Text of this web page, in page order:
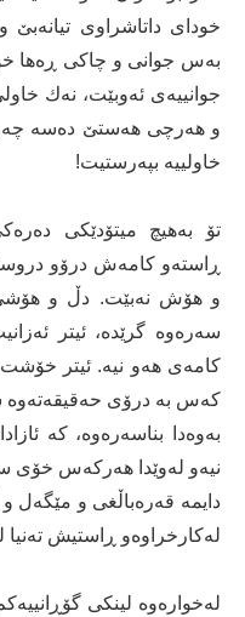
خودای داتاشراوی تیانەبێ
بەس جوانی و چاکی ڕەها
جوانییەی ئەوبێت، نەك
و هەرچی هەستێ دەسە
خاولییە بپەرستیت!
تۆ بەهیچ میتۆدێکی
ڕاستەو کامەش درۆو
و هۆش نەبێت. دڵ و
سەرەوە گرێدە، ئیتر
کامەی هەو نیە. ئیتر
کەس بە درۆی حەقیقەتەوە
بەوەدا بناسەرەوە، کە
نیەو لەوێدا هەرکەس خۆی
دایمە قەرەباڵغی و مێگەل
لەکارخراوەو ڕاستیش
لەخوارەوە لینکی